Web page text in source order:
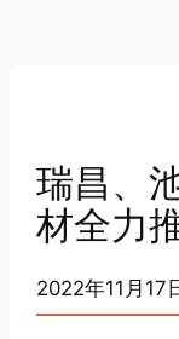
瑞昌、
材全力
2022年11月17